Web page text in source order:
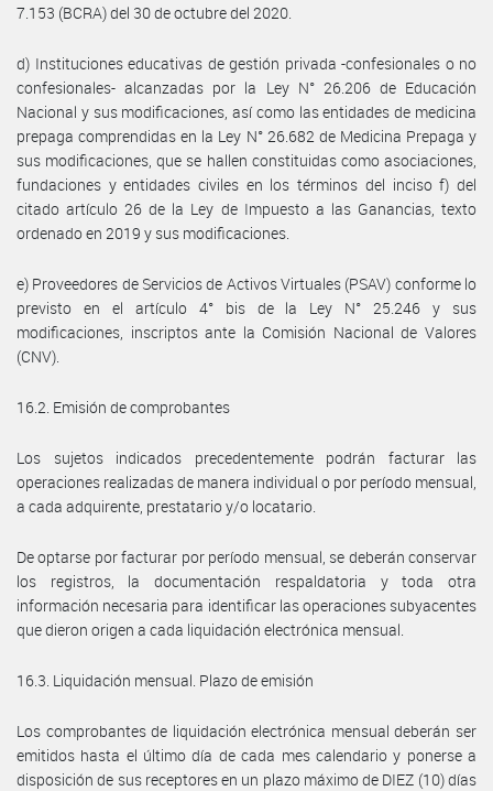
7.153 (BCRA) del 30 de octubre del 2020.
d) Instituciones educativas de gestión privada -confesionales o no
confesionales- alcanzadas por la Ley N° 26.206 de Educación
Nacional y sus modificaciones, así como las entidades de medicina
prepaga comprendidas en la Ley N° 26.682 de Medicina Prepaga y
sus modificaciones, que se hallen constituidas como asociaciones,
fundaciones y entidades civiles en los términos del inciso f) del
citado artículo 26 de la Ley de Impuesto a las Ganancias, texto
ordenado en 2019 y sus modificaciones.
e) Proveedores de Servicios de Activos Virtuales (PSAV) conforme lo
previsto en el artículo 4° bis de la Ley N° 25.246 y sus
modificaciones, inscriptos ante la Comisión Nacional de Valores
(CNV).
16.2. Emisión de comprobantes
Los sujetos indicados precedentemente podrán facturar las
operaciones realizadas de manera individual o por período mensual,
a cada adquirente, prestatario y/o locatario.
De optarse por facturar por período mensual, se deberán conservar
los registros, la documentación respaldatoria y toda otra
información necesaria para identificar las operaciones subyacentes
que dieron origen a cada liquidación electrónica mensual.
16.3. Liquidación mensual. Plazo de emisión
Los comprobantes de liquidación electrónica mensual deberán ser
emitidos hasta el último día de cada mes calendario y ponerse a
disposición de sus receptores en un plazo máximo de DIEZ (10) días